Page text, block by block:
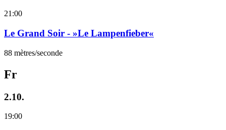
21:00
Le Grand Soir - »Le Lampenfieber«
88 mètres/seconde
Fr
2.10.
19:00